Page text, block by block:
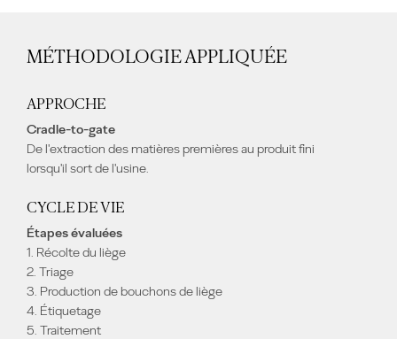
MÉTHODOLOGIE APPLIQUÉE
APPROCHE
Cradle-to-gate
De l'extraction des matières premières au produit fini
lorsqu'il sort de l'usine.
CYCLE DE VIE
Étapes évaluées
1. Récolte du liège
2. Triage
3. Production de bouchons de liège
4. Étiquetage
5. Traitement